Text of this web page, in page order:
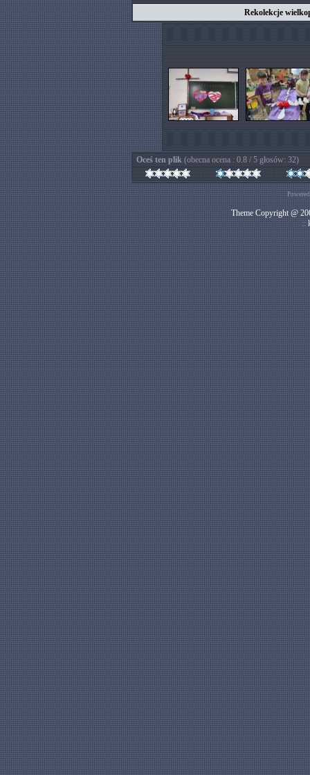
Rekolekcje
Oceś ten plik (obecna ocena : 0.8 / 5 głosów: 32)
Theme Copyright @
::